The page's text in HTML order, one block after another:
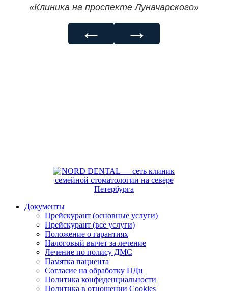
«Клиника на проспекте Луначарского»
← →
Документы
Прейскурант (основные услуги)
Прейскурант (все услуги)
Положение о гарантиях
Налоговый вычет за лечение
Лечение по полису ДМС
Памятка пациента
Согласие на обработку ПДн
Политика конфиденциальности
Политика в отношении Cookies